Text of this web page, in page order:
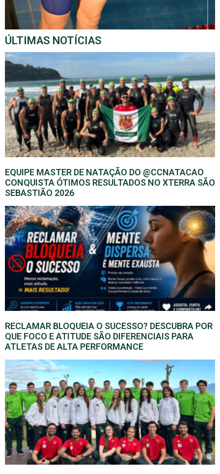
ÚLTIMAS NOTÍCIAS
EQUIPE MASTER DE NATAÇÃO DO @CCNATACAO
CONQUISTA ÓTIMOS RESULTADOS NO XTERRA SÃO
SEBASTIÃO 2026
RECLAMAR BLOQUEIA O SUCESSO? DESCUBRA POR
QUE FOCO E ATITUDE SÃO DIFERENCIAIS PARA
ATLETAS DE ALTA PERFORMANCE